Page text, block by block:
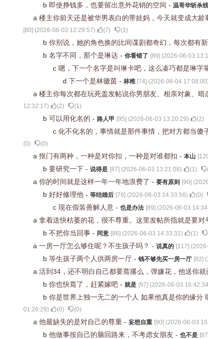
b 即使挣钱多，也要留出意外花销的空间 - 温哥华斩杀线
a 楼主你前天还是被华男表白的带娃妈，今天就变成大
[80] (2026-06-03 12:29:57) (7) (1)
b 你别说，她的角色换的比间谍剧都奇幻，每次都有新
b 名字不同，那个是琳达 - 你看错了 [89] (2026-06-03
c 嗯，下一个名字是叫琳卡吧，这么凑巧都是琳字
d 下一个是林徽茵 - 林稚 [74] (2026-06-04 17:08:00)
a 楼主你每次都在玩死盖发帖说你男朋友、相亲对象、
12:32:17) (2) (1)
b 可以用化名的 - 路人甲 [95] (2026-06-03 13:20:29) (2)
c 化不化名的，事情就是那件事情，把对方都当傻
(0) (0)
a 抠门有两种，一种是对你扣，一种是对谁都扣 - 本山 [
b 要研究一下 - 说得是 [87] (2026-06-03 13:21:08) (1)
a 你的时间就是这样一年一年地浪费了 - 要有原则 [90] (
b 好好修理他 - 等结婚后 [79] (2026-06-03 14:33:56) (0)
c 现在假装善解人意 - 也是办法 [89] (2026-06-03
a 拿着送快枯萎的花，很不尊重。这里发帖所指就是要对
b 不把你当回事 - 同意 [86] (2026-06-03 14:33:31) (1)
a 一房一厅怎么够住呢？不生孩子吗？ - 说真的 [117] (
b 等生孩子两个人供两房一厅 - 钱不够先买一房一厅 [82] (
a 活到34，还不明白自己都要蔫撂么，弹嫌花，他送你就
b 你也快蔫了，赶紧嫁吧 - 就是 [97] (2026-06-03 16:42:34
b 你是世界上独一无二的一个人 如果他真是你的缘分
01:26:29) (0) (0)
a 他最缺失的是对自己的尊重 - 妄想自重 [90] (2026-06-03
b 他做事按自己的脑回路来，不考虑女朋友 - 也不是 [87